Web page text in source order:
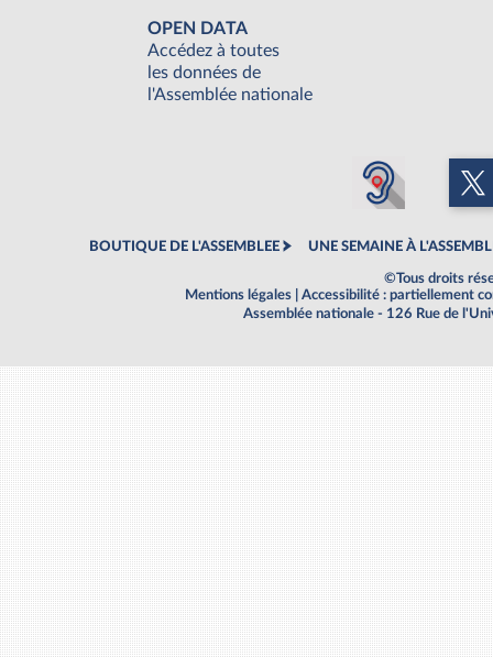
OPEN DATA
Accédez à toutes
les données de
l'Assemblée nationale
BOUTIQUE DE L'ASSEMBLEE UNE SEMAINE À
©Tous droits
Mentions légales
Accessibilité : partiellement
Assemblée nationale - 126 Rue de